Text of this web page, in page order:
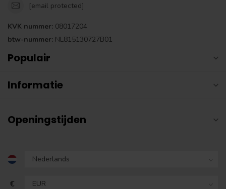
[email protected]
KVK nummer: 08017204
btw-nummer: NL815130727B01
Populair
Informatie
Openingstijden
€